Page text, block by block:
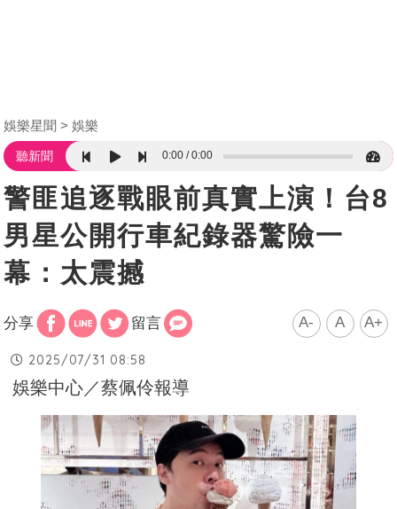
娛樂星聞 娛樂
聽新聞 0:00 0:00
警匪追逐戰眼前真實上演！台8
男星公開行車紀錄器驚險一
幕：太震撼
分享 留言 A- A A+
2025/07/31 08:58
娛樂中心／蔡佩伶報導